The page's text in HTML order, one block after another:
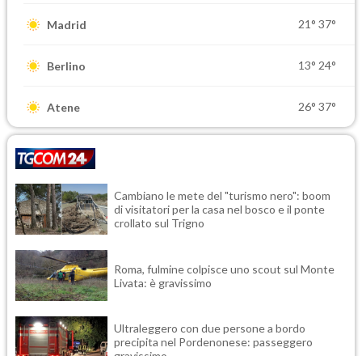
Madrid 21° 37°
Berlino 13° 24°
Atene 26° 37°
Cambiano le mete del "turismo nero": boom
di visitatori per la casa nel bosco e il ponte
crollato sul Trigno
Roma, fulmine colpisce uno scout sul Monte
Livata: è gravissimo
Ultraleggero con due persone a bordo
precipita nel Pordenonese: passeggero